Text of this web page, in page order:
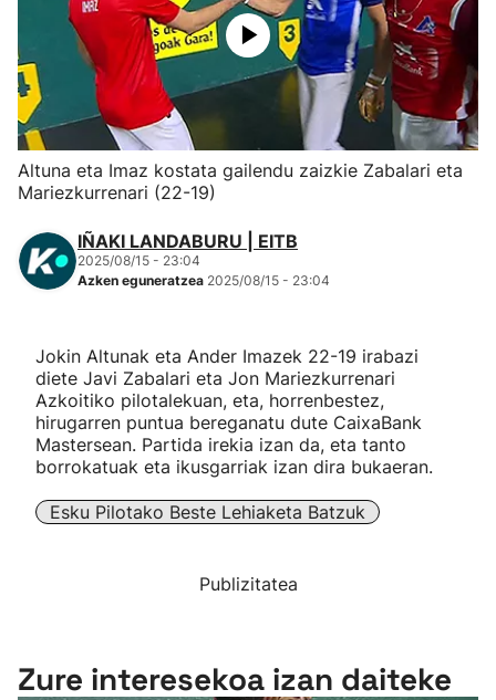
Herri-kirolak
Eskubaloia
Kirolak 360
Mendi-lasterketak
"Helmuga"
Altuna eta Imaz kostata gailendu zaizkie Zabalari eta
Mariezkurrenari (22-19)
IÑAKI LANDABURU | EITB
2025/08/15 - 23:04
Azken eguneratzea 2025/08/15 - 23:04
Jokin Altunak eta Ander Imazek 22-19 irabazi
diete Javi Zabalari eta Jon Mariezkurrenari
Azkoitiko pilotalekuan, eta, horrenbestez,
hirugarren puntua bereganatu dute CaixaBank
Mastersean. Partida irekia izan da, eta tanto
borrokatuak eta ikusgarriak izan dira bukaeran.
Esku Pilotako Beste Lehiaketa Batzuk
Publizitatea
Zure interesekoa izan daiteke